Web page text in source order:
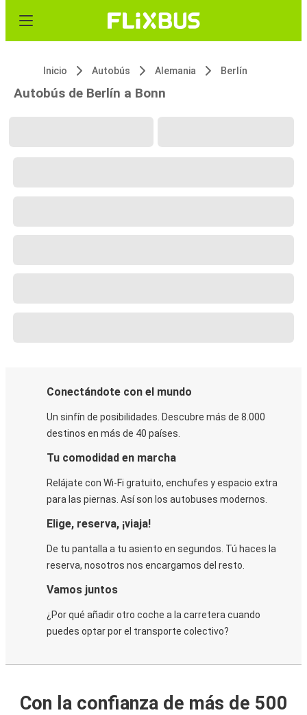
Inicio Autobús Alemania Berlín
Autobús de Berlín a Bonn
Conectándote con el mundo
Un sinfín de posibilidades. Descubre más de 8.000
destinos en más de 40 países.
Tu comodidad en marcha
Relájate con Wi-Fi gratuito, enchufes y espacio extra
para las piernas. Así son los autobuses modernos.
Elige, reserva, ¡viaja!
De tu pantalla a tu asiento en segundos. Tú haces la
reserva, nosotros nos encargamos del resto.
Vamos juntos
¿Por qué añadir otro coche a la carretera cuando
puedes optar por el transporte colectivo?
Con la confianza de más de 500